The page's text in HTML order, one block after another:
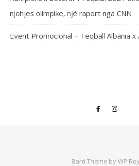
njohjes olimpike, një raport nga CNN
Event Promocional – Teqball Albania x
Bard Theme byWP